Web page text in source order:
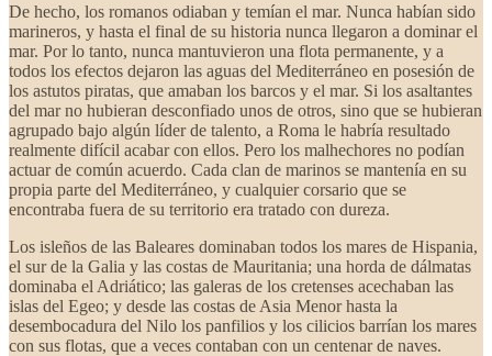
De hecho, los romanos odiaban y temían el mar. Nunca habían sido
marineros, y hasta el final de su historia nunca llegaron a dominar el
mar. Por lo tanto, nunca mantuvieron una flota permanente, y a
todos los efectos dejaron las aguas del Mediterráneo en posesión de
los astutos piratas, que amaban los barcos y el mar. Si los asaltantes
del mar no hubieran desconfiado unos de otros, sino que se hubieran
agrupado bajo algún líder de talento, a Roma le habría resultado
realmente difícil acabar con ellos. Pero los malhechores no podían
actuar de común acuerdo. Cada clan de marinos se mantenía en su
propia parte del Mediterráneo, y cualquier corsario que se
encontraba fuera de su territorio era tratado con dureza.
Los isleños de las Baleares dominaban todos los mares de Hispania,
el sur de la Galia y las costas de Mauritania; una horda de dálmatas
dominaba el Adriático; las galeras de los cretenses acechaban las
islas del Egeo; y desde las costas de Asia Menor hasta la
desembocadura del Nilo los panfilios y los cilicios barrían los mares
con sus flotas, que a veces contaban con un centenar de naves.